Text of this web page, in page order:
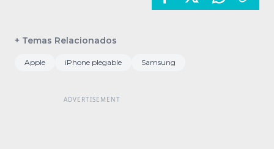
+ Temas Relacionados
Apple iPhone plegable Samsung